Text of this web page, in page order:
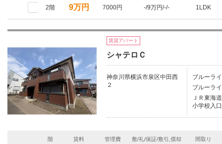
2階 9万円 7000円 -/9万円/-/- 1LDK
賃貸アパート
シャテロＣ
神奈川県横浜市泉区中田西
２
ブルーラ
ブルーラ
ＪＲ東海
小学校入
階 賃料 管理費 敷/礼/保証/敷引,償却 間取り